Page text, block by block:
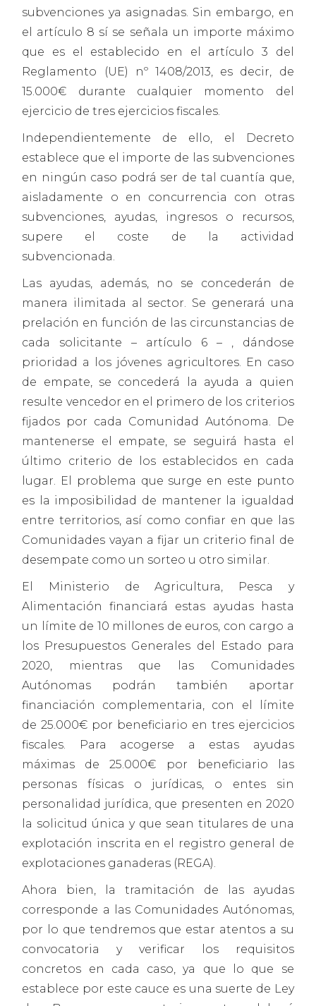
subvenciones ya asignadas. Sin embargo, en
el artículo 8 sí se señala un importe máximo
que es el establecido en el artículo 3 del
Reglamento (UE) nº 1408/2013, es decir, de
15.000€ durante cualquier momento del
ejercicio de tres ejercicios fiscales.
Independientemente de ello, el Decreto
establece que el importe de las subvenciones
en ningún caso podrá ser de tal cuantía que,
aisladamente o en concurrencia con otras
subvenciones, ayudas, ingresos o recursos,
supere el coste de la actividad
subvencionada.
Las ayudas, además, no se concederán de
manera ilimitada al sector. Se generará una
prelación en función de las circunstancias de
cada solicitante – artículo 6 – , dándose
prioridad a los jóvenes agricultores. En caso
de empate, se concederá la ayuda a quien
resulte vencedor en el primero de los criterios
fijados por cada Comunidad Autónoma. De
mantenerse el empate, se seguirá hasta el
último criterio de los establecidos en cada
lugar. El problema que surge en este punto
es la imposibilidad de mantener la igualdad
entre territorios, así como confiar en que las
Comunidades vayan a fijar un criterio final de
desempate como un sorteo u otro similar.
El Ministerio de Agricultura, Pesca y
Alimentación financiará estas ayudas hasta
un límite de 10 millones de euros, con cargo a
los Presupuestos Generales del Estado para
2020, mientras que las Comunidades
Autónomas podrán también aportar
financiación complementaria, con el límite
de 25.000€ por beneficiario en tres ejercicios
fiscales. Para acogerse a estas ayudas
máximas de 25.000€ por beneficiario las
personas físicas o jurídicas, o entes sin
personalidad jurídica, que presenten en 2020
la solicitud única y que sean titulares de una
explotación inscrita en el registro general de
explotaciones ganaderas (REGA).
Ahora bien, la tramitación de las ayudas
corresponde a las Comunidades Autónomas,
por lo que tendremos que estar atentos a su
convocatoria y verificar los requisitos
concretos en cada caso, ya que lo que se
establece por este cauce es una suerte de Ley